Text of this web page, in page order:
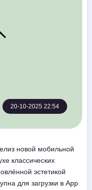
20-10-2025 22:54
новой мобильной
классических
эстетикой
для загрузки в App